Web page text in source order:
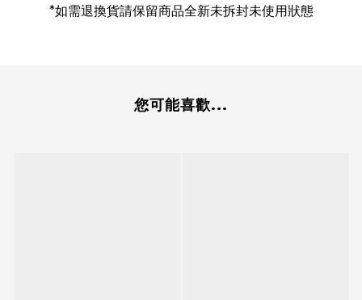
*如需退換貨請保留商品全新未拆封未使用狀態
您可能喜歡...